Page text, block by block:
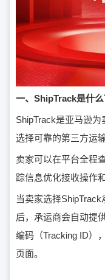
一、ShipTrack是什么
ShipTrack是亚马逊
选择可靠的第三方运
卖家可以在平台全程
踪信息优化接收操作
当卖家选择
后，承运商会自动提
编码（Tracking ID）
页面。